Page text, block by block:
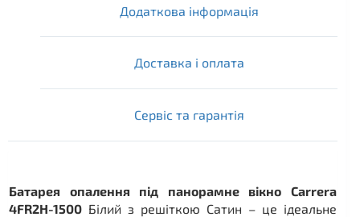
Додаткова інформація
Доставка і оплата
Сервіс та гарантія
Батарея опалення під панорамне вікно Carrera
4FR2H-1500 Білий з решіткою Сатин – це ідеальне